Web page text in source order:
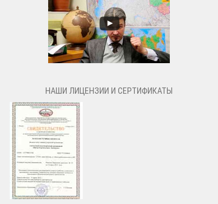
НАШИ ЛИЦЕНЗИИ И СЕРТИФИКАТЫ